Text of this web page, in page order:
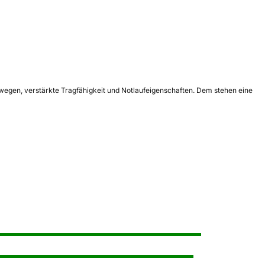
verstärkte Tragfähigkeit und Notlaufeigenschaften. Dem stehen eine